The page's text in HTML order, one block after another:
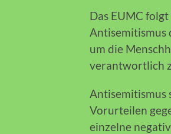
Das EUMC
Antisemitismus
um die
verantwortlich
Antisemitismus
Vorurteilen
einzelne